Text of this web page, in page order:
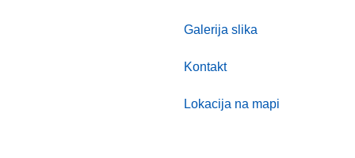
Galerija slika
Kontakt
Lokacija na mapi